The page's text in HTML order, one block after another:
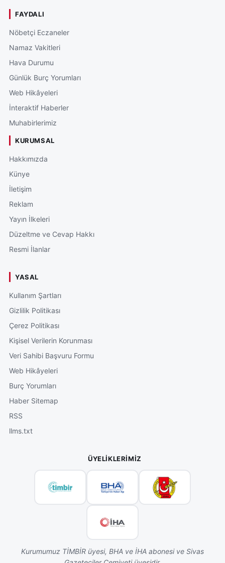
FAYDALI
Nöbetçi Eczaneler
Namaz Vakitleri
Hava Durumu
Günlük Burç Yorumları
Web Hikâyeleri
İnteraktif Haberler
Muhabirlerimiz
KURUMSAL
Hakkımızda
Künye
İletişim
Reklam
Yayın İlkeleri
Düzeltme ve Cevap Hakkı
Resmi İlanlar
YASAL
Kullanım Şartları
Gizlilik Politikası
Çerez Politikası
Kişisel Verilerin Korunması
Veri Sahibi Başvuru Formu
Web Hikâyeleri
Burç Yorumları
Haber Sitemap
RSS
llms.txt
ÜYELIKLERIMIZ
Kurumumuz TİMBİR üyesi, BHA ve İHA abonesi ve Sivas